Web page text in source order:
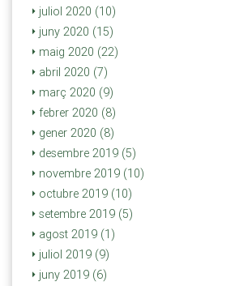
juliol 2020 (10)
juny 2020 (15)
maig 2020 (22)
abril 2020 (7)
març 2020 (9)
febrer 2020 (8)
gener 2020 (8)
desembre 2019 (5)
novembre 2019 (10)
octubre 2019 (10)
setembre 2019 (5)
agost 2019 (1)
juliol 2019 (9)
juny 2019 (6)